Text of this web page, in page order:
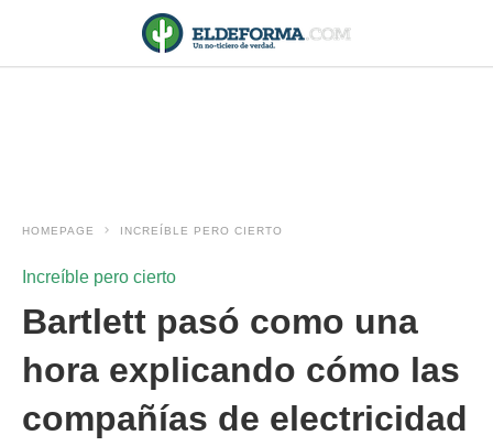
HOMEPAGE INCREÍBLE PERO CIERTO
Increíble pero cierto
Bartlett pasó como una
hora explicando cómo las
compañías de electricidad